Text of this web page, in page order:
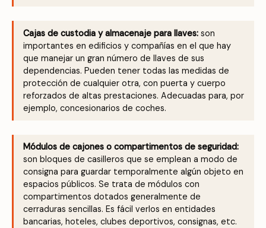
Cajas de custodia y almacenaje para llaves: son
importantes en edificios y compañías en el que hay
que manejar un gran número de llaves de sus
dependencias. Pueden tener todas las medidas de
protección de cualquier otra, con puerta y cuerpo
reforzados de altas prestaciones. Adecuadas para, por
ejemplo, concesionarios de coches.
Módulos de cajones o compartimentos de seguridad:
son bloques de casilleros que se emplean a modo de
consigna para guardar temporalmente algún objeto en
espacios públicos. Se trata de módulos con
compartimentos dotados generalmente de
cerraduras sencillas. Es fácil verlos en entidades
bancarias, hoteles, clubes deportivos, consignas, etc.